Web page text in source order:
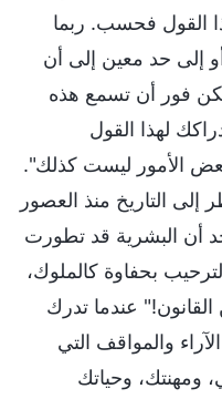
القول فحسب. ربما
إلى حد معين إلى أن
فور أن تسمع هذه
لهذا القول
الأمور ليست كذلك".
إلى التاريخ منذ العصور
أن البشرية قد تطورت
بحفاوة كالملوك،
عندما تدرك
والمواقف التي
ومهنتك، وحياتك